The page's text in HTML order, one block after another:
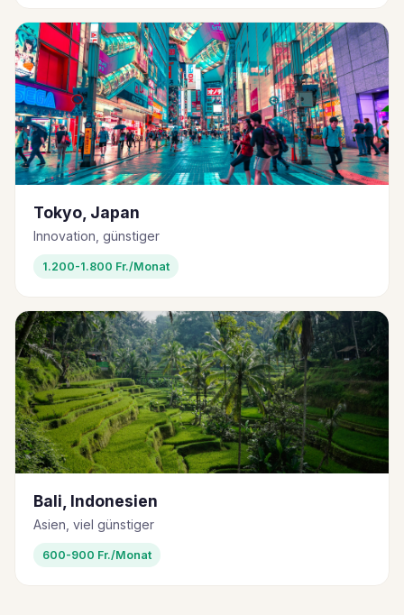
Tokyo, Japan
Innovation, günstiger
1.200-1.800 Fr./Monat
Bali, Indonesien
Asien, viel günstiger
600-900 Fr./Monat